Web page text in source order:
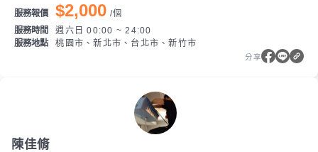
服務報價 $2,000 /個
服務時間
週六日 00:00 ~ 24:00
服務地點
桃園市、新北市、台北市、新竹市
分享
陳佳脩